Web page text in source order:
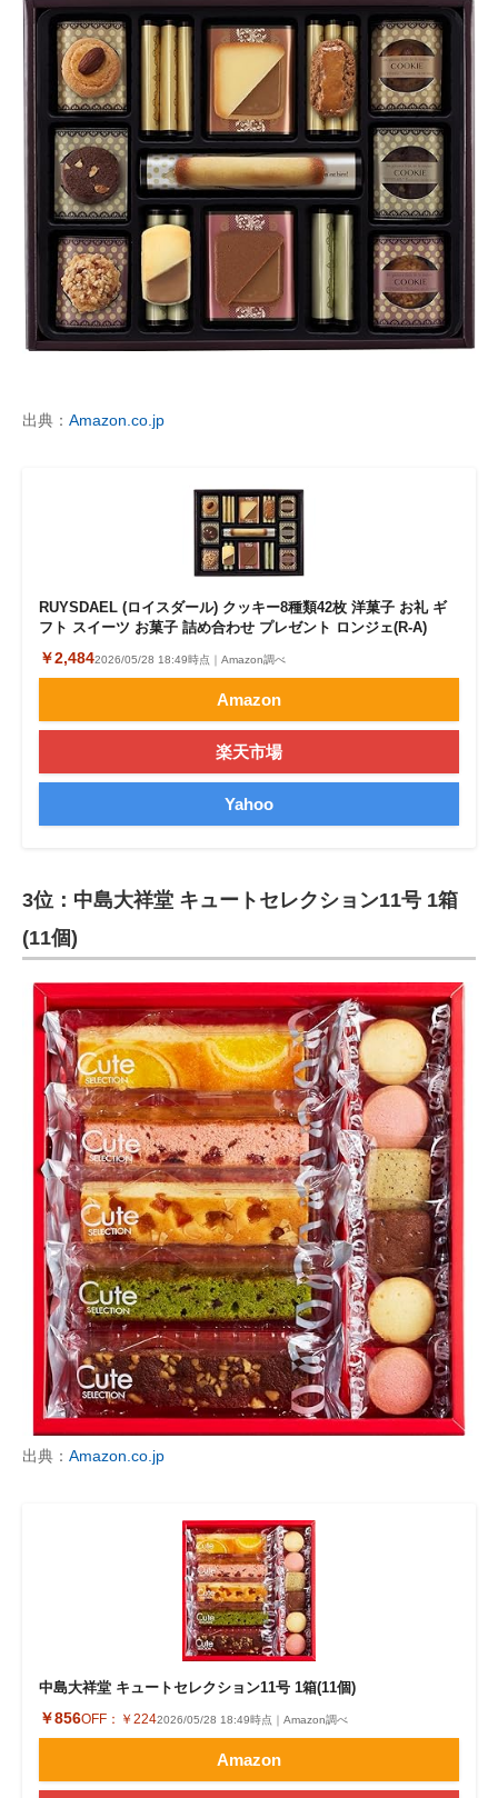
出典： Amazon.co.jp
RUYSDAEL (ロイスダール) クッキー8種類42枚 洋菓子 お礼 ギ
フト スイーツ お菓子 詰め合わせ プレゼント ロンジェ(R-A)
￥2,4842026/05/28 18:49時点｜Amazon調べ
Amazon
楽天市場
Yahoo
3位：中島大祥堂 キュートセレクション11号 1箱
(11個)
出典： Amazon.co.jp
中島大祥堂 キュートセレクション11号 1箱(11個)
￥856OFF： ￥2242026/05/28 18:49時点｜Amazon調べ
Amazon